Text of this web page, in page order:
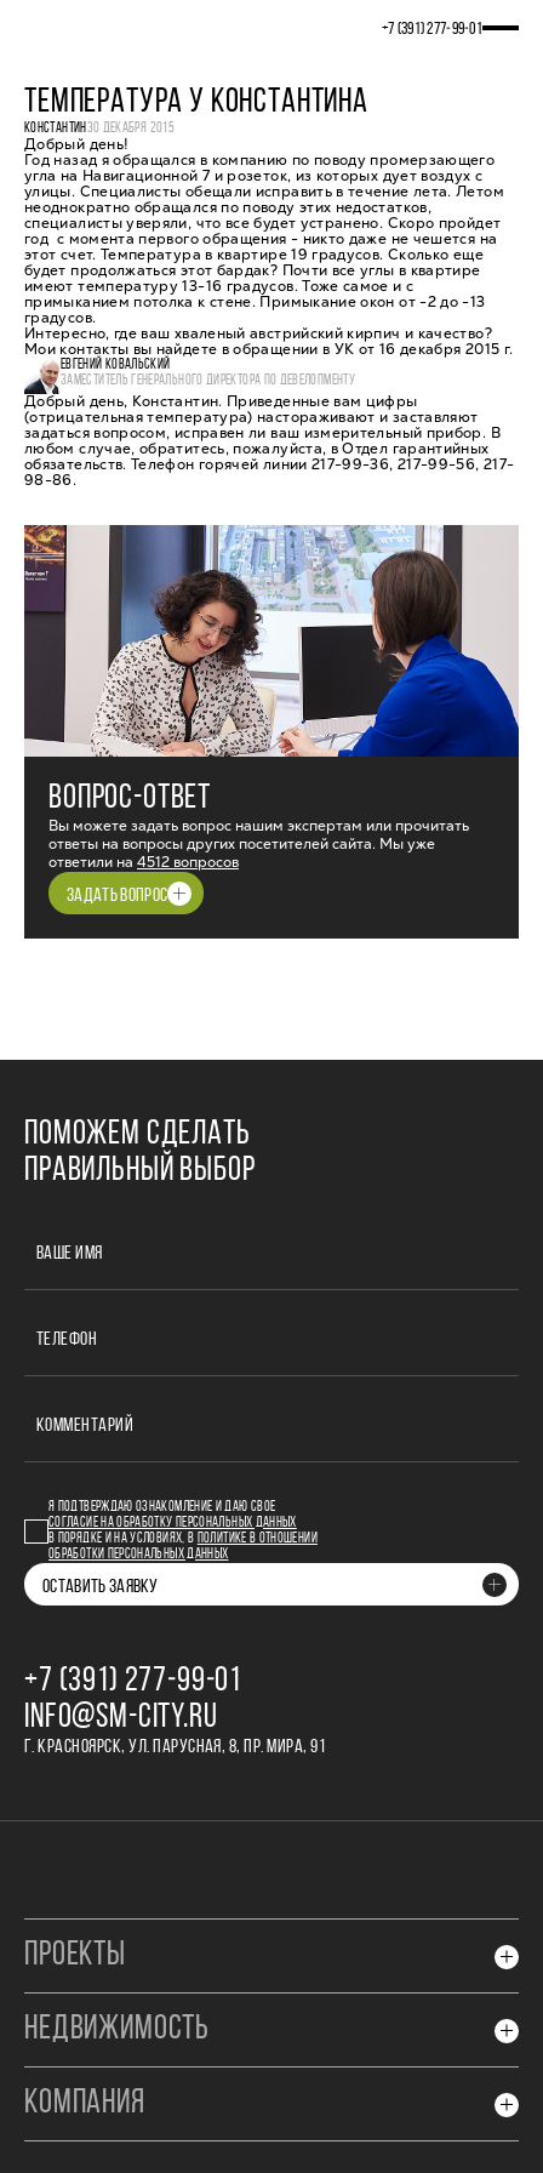
+7 (391) 277‒99‒01
ТЕМПЕРАТУРА У КОНСТАНТИНА
КОНСТАНТИН30 ДЕКАБРЯ 2015
Добрый день!
Год назад я обращался в компанию по поводу промерзающего
угла на Навигационной 7 и розеток, из которых дует воздух с
улицы. Специалисты обещали исправить в течение лета. Летом
неоднократно обращался по поводу этих недостатков,
специалисты уверяли, что все будет устранено. Скоро пройдет
год с момента первого обращения - никто даже не чешется на
этот счет. Температура в квартире 19 градусов. Сколько еще
будет продолжаться этот бардак? Почти все углы в квартире
имеют температуру 13-16 градусов. Тоже самое и с
примыканием потолка к стене. Примыкание окон от -2 до -13
градусов.
Интересно, где ваш хваленый австрийский кирпич и качество?
Мои контакты вы найдете в обращении в УК от 16 декабря 2015 г.
ЕВГЕНИЙ КОВАЛЬСКИЙ
ЗАМЕСТИТЕЛЬ ГЕНЕРАЛЬНОГО ДИРЕКТОРА ПО ДЕВЕЛОПМЕНТУ
Добрый день, Константин. Приведенные вам цифры
(отрицательная температура) настораживают и заставляют
задаться вопросом, исправен ли ваш измерительный прибор. В
любом случае, обратитесь, пожалуйста, в Отдел гарантийных
обязательств. Телефон горячей линии 217-99-36, 217-99-56, 217-
98-86.
ВОПРОС-ОТВЕТ
Вы можете задать вопрос нашим экспертам или прочитать
ответы на вопросы других посетителей сайта. Мы уже
ответили на 4512 вопросов
ЗАДАТЬ ВОПРОС
ПОМОЖЕМ СДЕЛАТЬ
ПРАВИЛЬНЫЙ ВЫБОР
ВАШЕ ИМЯ
ТЕЛЕФОН
КОММЕНТАРИЙ
Я ПОДТВЕРЖДАЮ ОЗНАКОМЛЕНИЕ И ДАЮ СВОЕ
СОГЛАСИЕ НА ОБРАБОТКУ ПЕРСОНАЛЬНЫХ ДАННЫХ
В ПОРЯДКЕ И НА УСЛОВИЯХ, В
ПОЛИТИКЕ В ОТНОШЕНИИ
ОБРАБОТКИ ПЕРСОНАЛЬНЫХ ДАННЫХ
ОСТАВИТЬ ЗАЯВКУ
+7 (391) 277‒99‒01
INFO@SM-CITY.RU
Г. КРАСНОЯРСК, УЛ. ПАРУСНАЯ, 8, ПР. МИРА, 91
ПРОЕКТЫ
НЕДВИЖИМОСТЬ
КОМПАНИЯ